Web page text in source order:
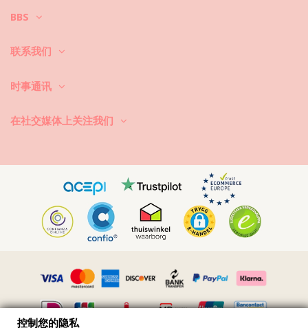
碎片！）可能会损坏泳衣的柔软面料。
手。切勿使用强力去污剂，如去污剂。使用适合精细织物的产品，一种简
永远记得从你的沙滩包或袋子里拿出湿游泳衣。不要让它长时间处于潮湿
如果游泳衣有污点，试着趁它还湿的时候轻拍它。如果污渍干了，不要通
过刮来去除。你可能会破坏染料。最好请求帮助你当地的干洗店。
如何弄干？永远不要在阳光下直接暴晒。拿条毛巾，穿上比基尼或泳衣，
小心地卷起来，以排除多余的水。把它平放在毛巾上，让它在阴凉处干
燥。直接暴露在阳光下可能会褪色。请勿使用烘干机。
BBS
联系我们
时事通讯
在社交媒体上关注我们
控制您的隐私